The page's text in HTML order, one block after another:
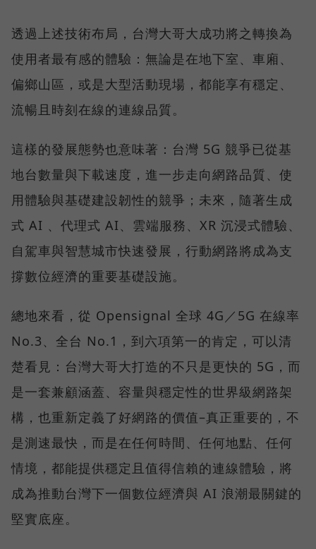
透過上述技術布局，台灣大哥大成功將之轉換為
使用者最有感的體驗：無論是在地下室、車廂、
偏鄉山區，或是大型活動現場，都能享有穩定、
流暢且時刻在線的連線品質。
這樣的發展態勢也意味著：台灣 5G 競爭已從基
地台數量與下載速度，進一步走向網路品質、使
用體驗與基礎建設韌性的競爭；未來，隨著生成
式 AI 、代理式 AI、雲端服務、XR 沉浸式體驗、
自駕車與智慧城市快速發展，行動網路將成為支
撐數位經濟的重要基礎設施。
總地來看，從 Opensignal 全球 4G／5G 在線率
No.3、全台 No.1，到六項第一的肯定，可以清
楚看見：台灣大哥大打造的不只是更快的 5G，而
是一套兼顧涵蓋、容量與穩定性的世界級網路架
構，也重新定義了好網路的價值–真正重要的，不
是測速最快，而是在任何時間、任何地點、任何
情境，都能提供穩定且值得信賴的連線體驗，將
成為推動台灣下一個數位經濟與 AI 浪潮最關鍵的
堅實底座。